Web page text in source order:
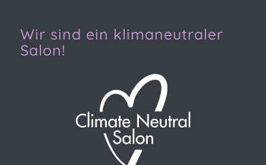
Wir sind ein klimaneutraler
Salon!